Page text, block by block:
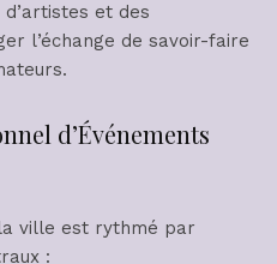
d’artistes et des
l’échange de savoir-faire
d’Événements
ville est rythmé par
: